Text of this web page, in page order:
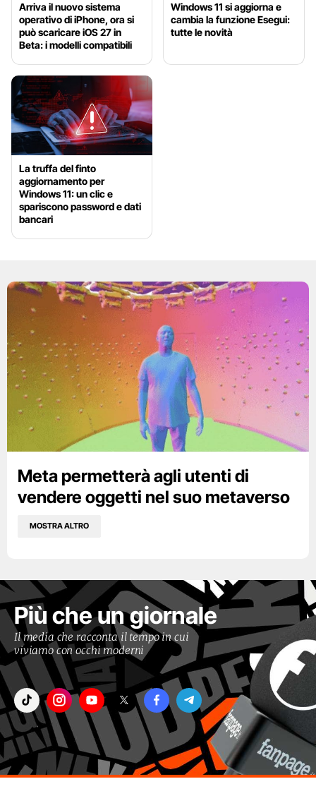
Arriva il nuovo sistema
operativo di iPhone, ora si
può scaricare iOS 27 in
Beta: i modelli compatibili
Windows 11 si aggiorna e
cambia la funzione Esegui:
tutte le novità
La truffa del finto
aggiornamento per
Windows 11: un clic e
spariscono password e dati
bancari
Meta permetterà agli utenti di
vendere oggetti nel suo metaverso
MOSTRA ALTRO
Più che un giornale
Il media che racconta il tempo in cui
viviamo con occhi moderni